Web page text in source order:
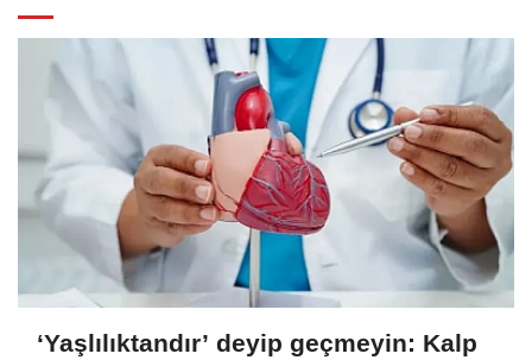
‘Yaşlılıktandır’ deyip geçmeyin: Kalp